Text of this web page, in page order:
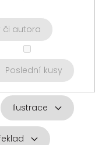
či autora
Poslední kusy
Ilustrace